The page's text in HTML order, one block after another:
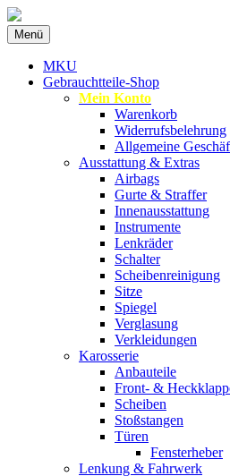
MKU Autoteile
Ersatzteile
Menü Zum
Inhalt
springen
MKU
Gebrauchtteile-Shop
Mein Konto
Warenkorb
Widerrufsbelehrung
Allgemeine
Ausstattung & Extras
Airbags
Gurte & Straffer
Innenausstattung
Instrumente
Lenkräder
Schalter
Scheibenreinigung
Sitze
Spiegel
Verglasung
Verkleidungen
Karosserie
Anbauteile
Front- &
Scheiben
Stoßstangen
Türen
Fensterheber
Lenkung & Fahrwerk